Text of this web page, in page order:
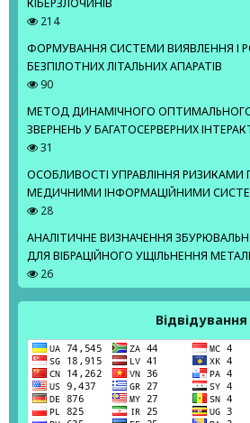
КІБЕРЗЛОЧИНІВ
214
ФОРМУВАННЯ СИСТЕМИ ВИЯВЛЕННЯ І
БЕЗПІЛОТНИХ ЛІТАЛЬНИХ АПАРАТІВ
90
МЕТОД ДИНАМІЧНОГО
ЗВЕРНЕНЬ У БАГАТОСЕРВЕРНИХ
31
ОСОБЛИВОСТІ УПРАВЛІННЯ РИЗИКАМИ
МЕДИЧНИМИ ІНФОРМАЦІЙНИМИ
28
АНАЛІТИЧНЕ ВИЗНАЧЕННЯ
ДЛЯ ВІБРАЦІЙНОГО УЩІЛЬНЕННЯ
26
Відвідування